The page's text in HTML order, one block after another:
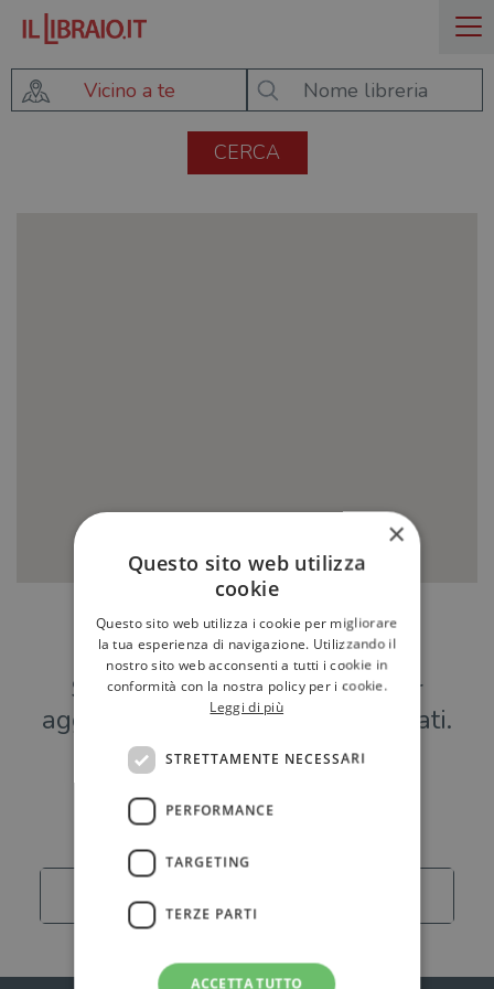
Vicino a te
Hai una libreria?
Scrivici a
per
aggiungere o modificare i tuoi dati.
Librerie
×
Questo sito web utilizza
cookie
Questo sito web utilizza i cookie per migliorare
la tua esperienza di navigazione. Utilizzando il
nostro sito web acconsenti a tutti i cookie in
conformità con la nostra policy per i cookie.
Leggi di più
STRETTAMENTE NECESSARI
PERFORMANCE
TARGETING
TERZE PARTI
ACCETTA TUTTO